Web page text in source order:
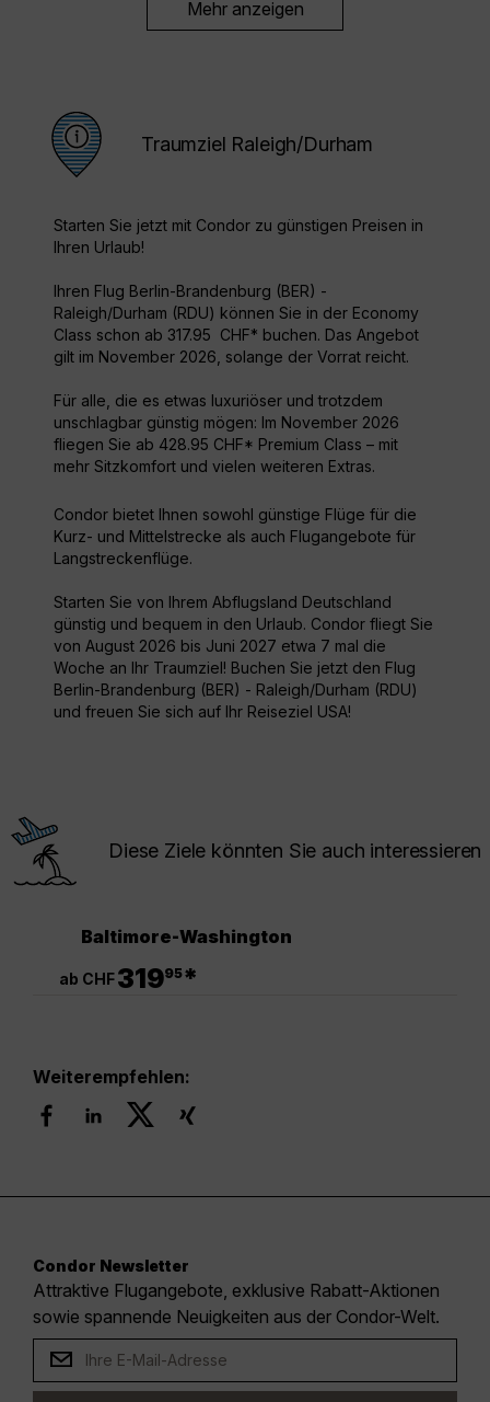
Mehr anzeigen
Traumziel Raleigh/Durham
Starten Sie jetzt mit Condor zu günstigen Preisen in
Ihren Urlaub!
Ihren Flug Berlin-Brandenburg (BER) -
Raleigh/Durham (RDU) können Sie in der Economy
Class schon ab 317.95 CHF* buchen. Das Angebot
gilt im November 2026, solange der Vorrat reicht.
Für alle, die es etwas luxuriöser und trotzdem
unschlagbar günstig mögen: Im November 2026
fliegen Sie ab 428.95 CHF* Premium Class – mit
mehr Sitzkomfort und vielen weiteren Extras.
Condor bietet Ihnen sowohl günstige Flüge für die
Kurz- und Mittelstrecke als auch Flugangebote für
Langstreckenflüge.
Starten Sie von Ihrem Abflugsland Deutschland
günstig und bequem in den Urlaub. Condor fliegt Sie
von August 2026 bis Juni 2027 etwa 7 mal die
Woche an Ihr Traumziel! Buchen Sie jetzt den Flug
Berlin-Brandenburg (BER) - Raleigh/Durham (RDU)
und freuen Sie sich auf Ihr Reiseziel USA!
Diese Ziele könnten Sie auch interessieren
Baltimore-Washington
ab CHF31995*
Weiterempfehlen:
Condor Newsletter
Attraktive Flugangebote, exklusive Rabatt-Aktionen
sowie spannende Neuigkeiten aus der Condor-Welt.